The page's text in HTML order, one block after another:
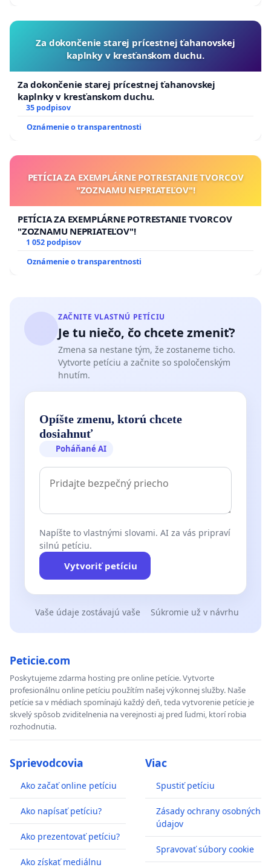
Za dokončenie starej prícestnej ťahanovskej
kaplnky v kresťanskom duchu.
Za dokončenie starej prícestnej ťahanovskej
kaplnky v kresťanskom duchu.
35 podpisov
Oznámenie o transparentnosti
PETÍCIA ZA EXEMPLÁRNE POTRESTANIE TVORCOV
"ZOZNAMU NEPRIATEĽOV"!
PETÍCIA ZA EXEMPLÁRNE POTRESTANIE TVORCOV
"ZOZNAMU NEPRIATEĽOV"!
1 052 podpisov
Oznámenie o transparentnosti
ZAČNITE VLASTNÚ PETÍCIU
Je tu niečo, čo chcete zmeniť?
Zmena sa nestane tým, že zostaneme ticho.
Vytvorte petíciu a začnite so spoločenským
hnutím.
Opíšte zmenu, ktorú chcete
dosiahnuť
Poháňané AI
Napíšte to vlastnými slovami. AI za vás pripraví
silnú petíciu.
Vytvoriť petíciu
Vaše údaje zostávajú vaše Súkromie už v návrhu
Peticie.com
Poskytujeme zdarma hosting pre online petície. Vytvorte
profesionálnu online petíciu použítím našej výkonnej služby. Naše
petície sa v médiach spomínajú každý deň, teda vytvorenie petície je
skvelý spôsob zviditelnenia na verejnosti aj pred ľudmi, ktorí robia
rozhodnutia.
Sprievodcovia
Ako začať online petíciu
Ako napísať petíciu?
Ako prezentovať petíciu?
Ako získať mediálnu
Viac
Spustiť petíciu
Zásady ochrany osobných
údajov
Spravovať súbory cookie